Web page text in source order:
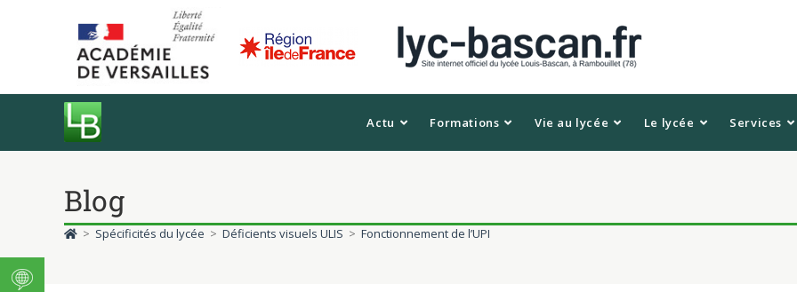
Actu Formations Vie au lycée Le lycée Services
Blog
> Spécificités du lycée > Déficients visuels ULIS > Fonctionnement de l’UPI